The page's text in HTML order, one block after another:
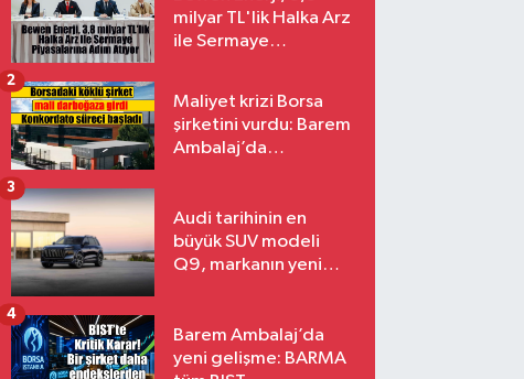
milyar TL'lik Halka Arz
ile Sermaye
Maliyet krizi Borsa
şirketini vurdu: Barem
Ambalaj’da
2
Audi tarihinin en
büyük SUV modeli
Q9, markanın yeni
3
Barem Ambalaj’da
yeni gelişme: BARMA
4